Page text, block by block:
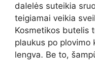
dalelės suteikia
teigiamai veikia
Kosmetikos butelis
plaukus po plovimo
lengva. Be to,